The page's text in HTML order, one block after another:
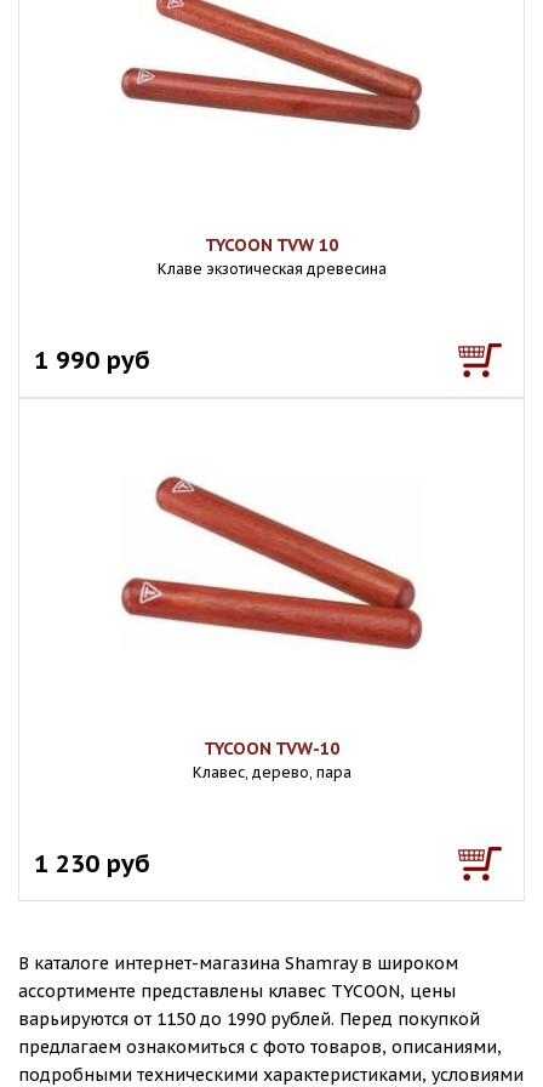
TYCOON TVW 10
Клаве экзотическая древесина
1 990 руб
TYCOON TVW-10
Клавес, дерево, пара
1 230 руб
В каталоге интернет-магазина Shamray в широком
ассортименте представлены клавес TYCOON, цены
варьируются от 1150 до 1990 рублей. Перед покупкой
предлагаем ознакомиться с фото товаров, описаниями,
подробными техническими характеристиками, условиями